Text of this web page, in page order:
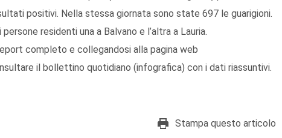
positivi. Nella stessa giornata sono state 697 le guarigioni.
residenti una a Balvano e l’altra a Lauria.
completo e collegandosi alla pagina web
il bollettino quotidiano (infografica) con i dati riassuntivi.
Stampa questo articolo